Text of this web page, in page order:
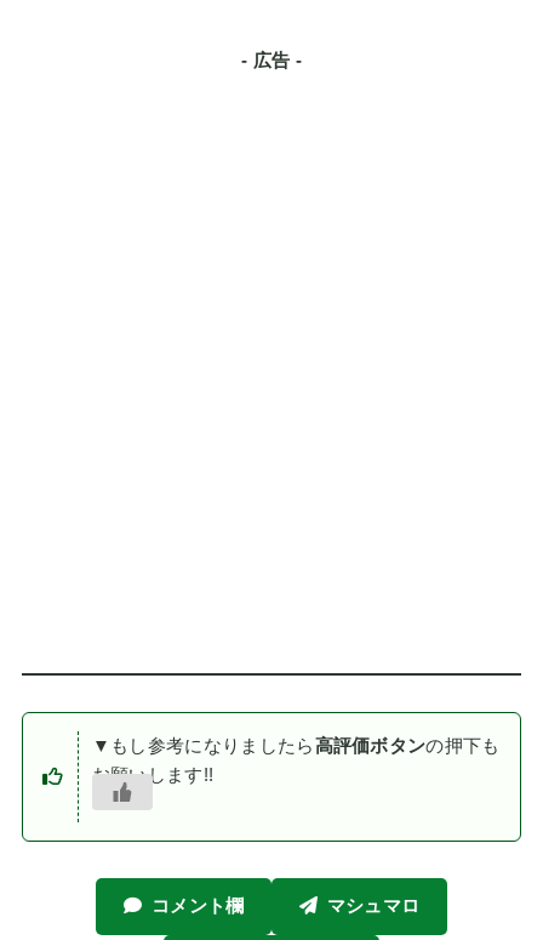
- 広告 -
▼もし参考になりましたら高評価ボタンの押下も
お願いします!!
コメント欄 マシュマロ